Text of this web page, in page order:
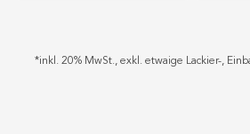
*inkl. 20% MwSt., exkl. etwaige Lackier-,